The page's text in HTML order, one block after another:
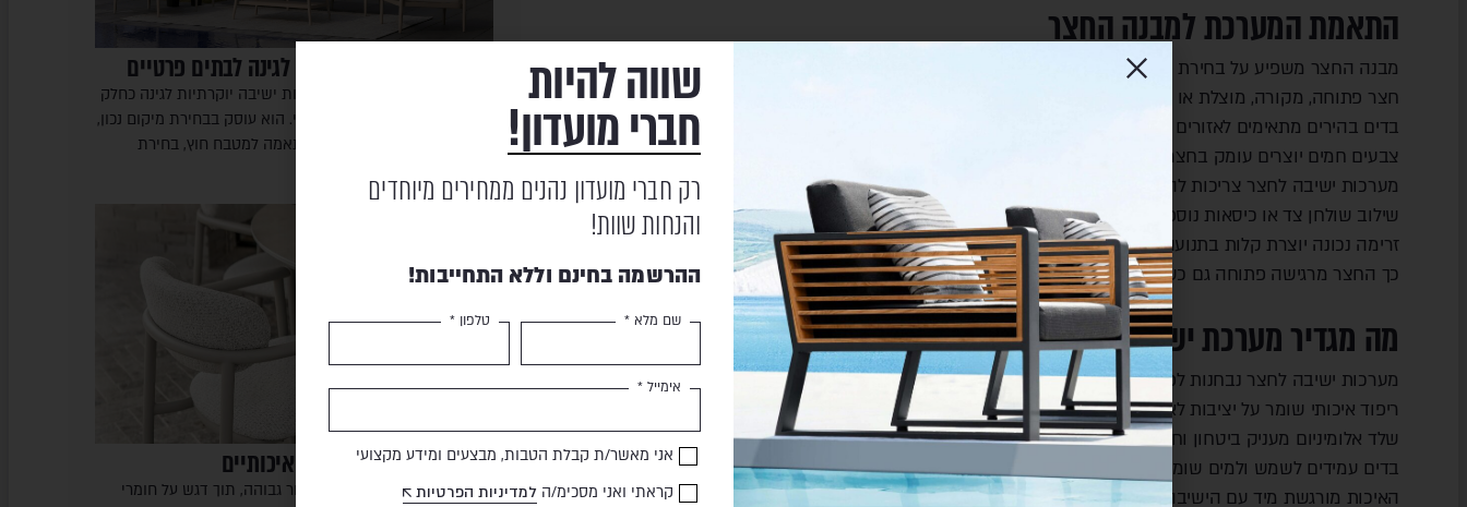
התאמת המערכת למבנה החצר
מבנה החצר משפיע על בחירת הריהוט.
חצר פתוחה, מקורה, מוצלת או שטופת שמש דורשת פתרון שונה.
בדים בהירים מתאימים לאזורים מוארים.
צבעים חמים יוצרים עומק בחצר מוצלת.
מערכות ישיבה לחצר צריכות להתאים לגודל השטח ולזרימת האנשים.
שילוב שולחן צד או כיסאות נוספים מוסיף גמישות לאירוח.
זרימה נכונה יוצרת קלות בתנועה ותחושת מרחב.
כך החצר מרגישה פתוחה גם כשהיא מרוהטת.
מה מגדיר מערכת ישיבה איכותית?
מערכות ישיבה לחצר נבחנות לפי נוחות, עמידות ומראה.
ריפוד איכותי שומר על יציבות לאורך זמן.
שלד אלומיניום מעניק ביטחון וחוזק.
בדים עמידים לשמש ולמים שומרים על מראה רענן.
האיכות מורגשת מיד עם הישיבה.
מערכות ישיבה יוקרתיות לגינה לבתים פרטיים
המאמר מסביר איך לתכנן מערכות ישיבה יוקרתיות לגינה כחלק
בלתי נפרד מעיצוב הבית הפרטי. הוא עוסק בבחירת מיקום נכון,
שילוב ליד בריכה או פרגולה, התאמה למטבח חוץ, בחירת
כיסאות לגינה יוקרתיים ואיכותיים
בחירת כיסאות לגינה ברמת גימור גבוהה, תוך דגש על חומרי
שווה להיות
חברי מועדון!
רק חברי מועדון נהנים ממחירים מיוחדים
והנחות שוות!
ההרשמה בחינם וללא התחייבות!
שם מלא * טלפון *
אימייל *
אני מאשר/ת קבלת הטבות, מבצעים ומידע מקצועי
קראתי ואני מסכימ/ה למדיניות הפרטיות